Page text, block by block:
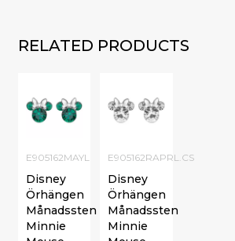
RELATED PRODUCTS
E905162MAYL
Disney
Örhängen
Månadssten
Minnie
E905162RAPRL.CS
Disney
Örhängen
Månadssten
Minnie